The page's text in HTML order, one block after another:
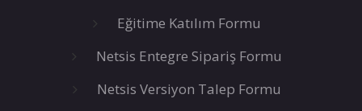
Eğitime Katılım Formu
Netsis Entegre Sipariş Formu
Netsis Versiyon Talep Formu